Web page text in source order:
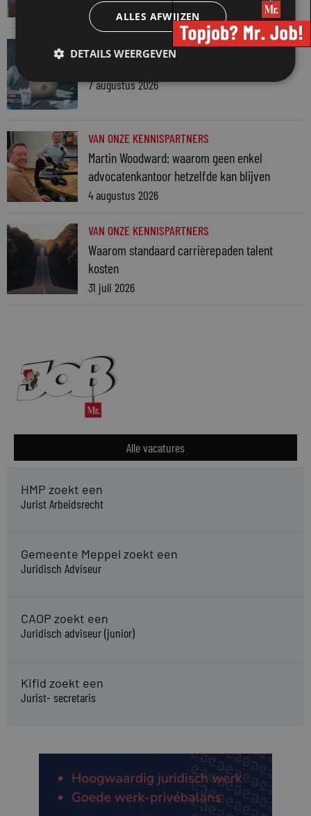
7 augustus 2026
VAN ONZE KENNISPARTNERS
7 augustus 2026
VAN ONZE KENNISPARTNERS
Martin Woodward: waarom geen enkel
advocatenkantoor hetzelfde kan blijven
4 augustus 2026
VAN ONZE KENNISPARTNERS
Waarom standaard carrièrepaden talent
kosten
31 juli 2026
Alle vacatures
HMP zoekt een
Jurist Arbeidsrecht
Gemeente Meppel zoekt een
Juridisch Adviseur
CAOP zoekt een
Juridisch adviseur (junior)
Kifid zoekt een
Jurist- secretaris
ALLES AFWIJZEN
DETAILS WEERGEVEN